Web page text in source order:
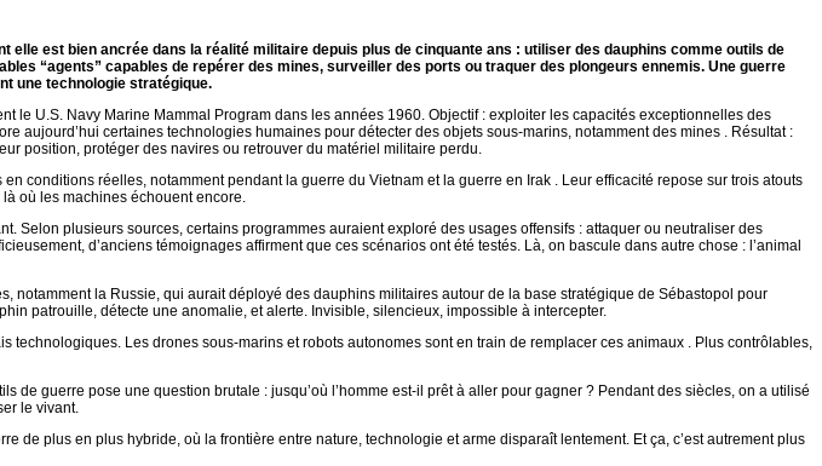
elle est bien ancrée dans la réalité militaire depuis plus de cinquante ans : utiliser des dauphins comme outils de
“agents” capables de repérer des mines, surveiller des ports ou traquer des plongeurs ennemis. Une guerre
une technologie stratégique.
le U.S. Navy Marine Mammal Program dans les années 1960. Objectif : exploiter les capacités exceptionnelles des
aujourd’hui certaines technologies humaines pour détecter des objets sous-marins, notamment des mines . Résultat :
position, protéger des navires ou retrouver du matériel militaire perdu.
conditions réelles, notamment pendant la guerre du Vietnam et la guerre en Irak . Leur efficacité repose sur trois atouts
où les machines échouent encore.
Selon plusieurs sources, certains programmes auraient exploré des usages offensifs : attaquer ou neutraliser des
d’anciens témoignages affirment que ces scénarios ont été testés. Là, on bascule dans autre chose : l’animal
notamment la Russie, qui aurait déployé des dauphins militaires autour de la base stratégique de Sébastopol pour
patrouille, détecte une anomalie, et alerte. Invisible, silencieux, impossible à intercepter.
Les drones sous-marins et robots autonomes sont en train de remplacer ces animaux . Plus contrôlables,
guerre pose une question brutale : jusqu’où l’homme est-il prêt à aller pour gagner ? Pendant des siècles, on a utilisé
le vivant.
de plus en plus hybride, où la frontière entre nature, technologie et arme disparaît lentement. Et ça, c’est autrement plus